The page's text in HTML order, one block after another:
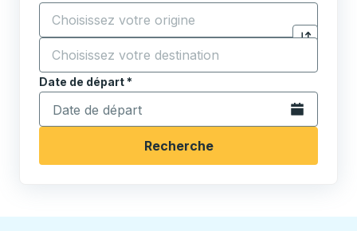
Commencez à saisir la ville d'origine pour ouvrir
Cliquez
Destination*
Commencez à saisir la ville de destination pour
Date de départ*
Tapez la date au format date Barre oblique du mois à
Ouvrez le
Recherche